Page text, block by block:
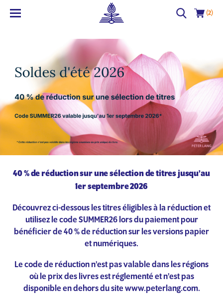
(2)
40 % de réduction sur une sélection de titres jusqu’au
1er septembre 2026
Découvrez ci-dessous les titres éligibles à la réduction et
utilisez le code SUMMER26 lors du paiement pour
bénéficier de 40 % de réduction sur les versions papier
et numériques.
Le code de réduction n’est pas valable dans les régions
où le prix des livres est réglementé et n’est pas
disponible en dehors du site www.peterlang.com.